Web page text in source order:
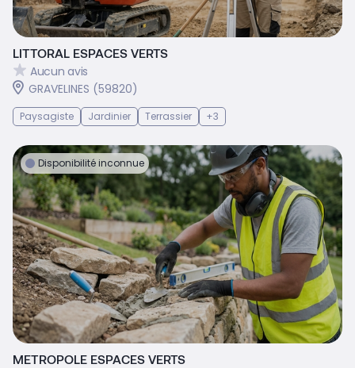
LITTORAL ESPACES VERTS
Aucun avis
GRAVELINES (59820)
Paysagiste Jardinier Terrassier +3
Disponibilité inconnue
METROPOLE ESPACES VERTS